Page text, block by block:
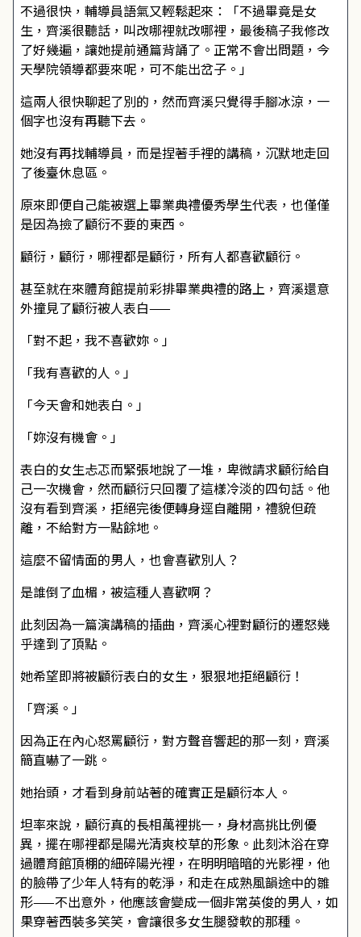
不過很快，輔導員語氣又輕鬆起來：「不過畢竟是女
生，齊溪很聽話，叫改哪裡就改哪裡，最後稿子我修改
了好幾遍，讓她提前通篇背誦了。正常不會出問題，今
天學院領導都要來呢，可不能出岔子。」
這兩人很快聊起了別的，然而齊溪只覺得手腳冰涼，一
個字也沒有再聽下去。
她沒有再找輔導員，而是捏著手裡的講稿，沉默地走回
了後臺休息區。
原來即便自己能被選上畢業典禮優秀學生代表，也僅僅
是因為撿了顧衍不要的東西。
顧衍，顧衍，哪裡都是顧衍，所有人都喜歡顧衍。
甚至就在來體育館提前彩排畢業典禮的路上，齊溪還意
外撞見了顧衍被人表白——
「對不起，我不喜歡妳。」
「我有喜歡的人。」
「今天會和她表白。」
「妳沒有機會。」
表白的女生忐忑而緊張地說了一堆，卑微請求顧衍給自
己一次機會，然而顧衍只回覆了這樣冷淡的四句話。他
沒有看到齊溪，拒絕完後便轉身逕自離開，禮貌但疏
離，不給對方一點餘地。
這麼不留情面的男人，也會喜歡別人？
是誰倒了血楣，被這種人喜歡啊？
此刻因為一篇演講稿的插曲，齊溪心裡對顧衍的遷怒幾
乎達到了頂點。
她希望即將被顧衍表白的女生，狠狠地拒絕顧衍！
「齊溪。」
因為正在內心怒罵顧衍，對方聲音響起的那一刻，齊溪
簡直嚇了一跳。
她抬頭，才看到身前站著的確實正是顧衍本人。
坦率來說，顧衍真的長相萬裡挑一，身材高挑比例優
異，擺在哪裡都是陽光清爽校草的形象。此刻沐浴在穿
過體育館頂棚的細碎陽光裡，在明明暗暗的光影裡，他
的臉帶了少年人特有的乾淨，和走在成熟風韻途中的雛
形——不出意外，他應該會變成一個非常英俊的男人，如
果穿著西裝多笑笑，會讓很多女生腿發軟的那種。